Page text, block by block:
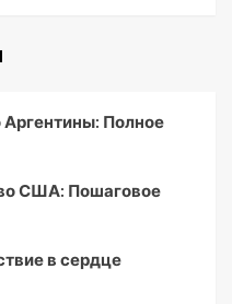
Аргентины: Полное
США: Пошаговое
в сердце